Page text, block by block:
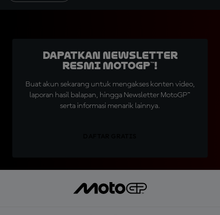
Dapatkan Newsletter
Resmi MotoGP™!
Buat akun sekarang untuk mengakses konten video,
laporan hasil balapan, hingga Newsletter MotoGP™
serta informasi menarik lainnya.